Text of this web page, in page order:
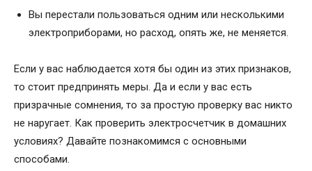
Вы перестали пользоваться одним или несколькими
электроприборами, но расход, опять же, не меняется.
Если у вас наблюдается хотя бы один из этих признаков,
то стоит предпринять меры. Да и если у вас есть
призрачные сомнения, то за простую проверку вас никто
не наругает. Как проверить электросчетчик в домашних
условиях? Давайте познакомимся с основными
способами.